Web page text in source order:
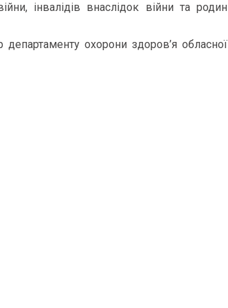
інвалідів внаслідок війни та родин
департаменту охорони здоров’я обласної